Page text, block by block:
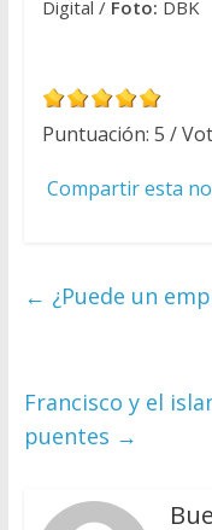
Digital / Foto: DBK
Puntuación: 5 /
Compartir esta
← ¿Puede un
Francisco y el
puentes →